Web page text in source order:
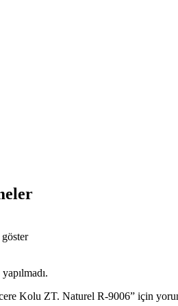
Kolu ZT. Naturel R-9006” için